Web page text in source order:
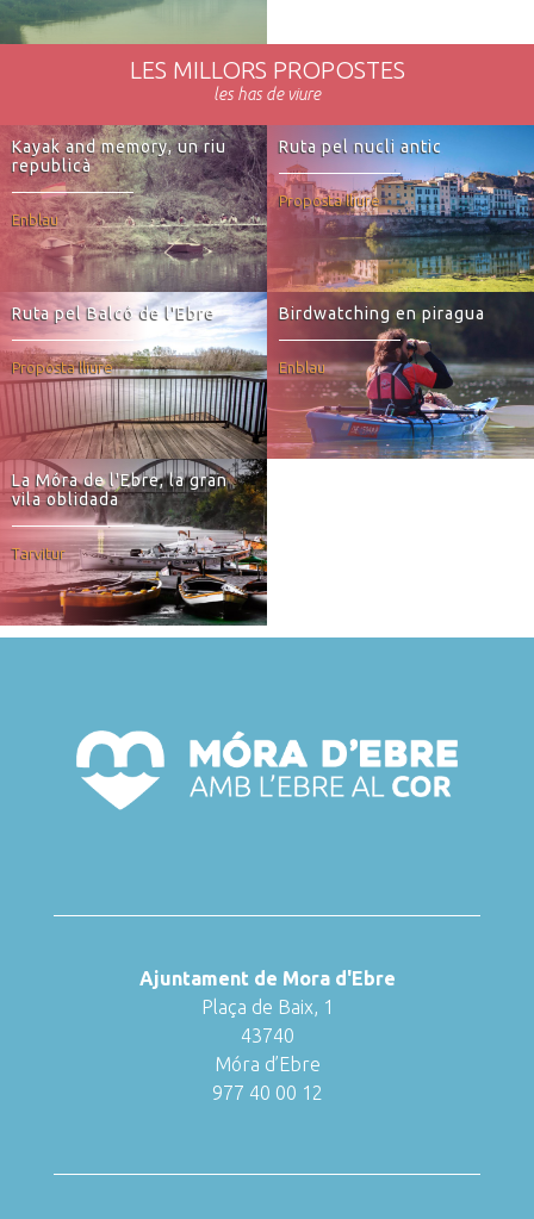
LES MILLORS PROPOSTES
les has de viure
Kayak and memory, un riu
republicà
Enblau
Ruta pel nucli antic
Proposta lliure
Ruta pel Balcó de l'Ebre
Proposta lliure
Birdwatching en piragua
Enblau
La Móra de l'Ebre, la gran
vila oblidada
Tarvitur
Ajuntament de Mora d'Ebre
Plaça de Baix, 1
43740
Móra d’Ebre
977 40 00 12